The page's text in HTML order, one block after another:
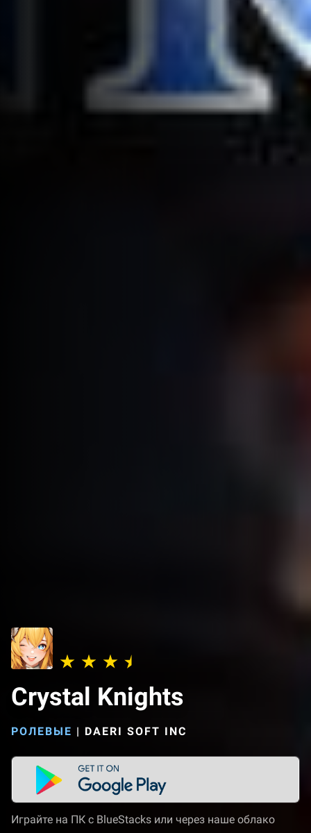
Crystal Knights
РОЛЕВЫЕ | DAERI SOFT INC
Играйте на ПК с BlueStacks или через наше облако